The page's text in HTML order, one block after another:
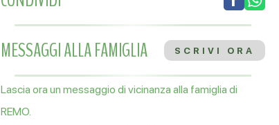
MESSAGGI ALLA FAMIGLIA
SCRIVI ORA
Lascia ora un messaggio di vicinanza alla famiglia di
REMO.